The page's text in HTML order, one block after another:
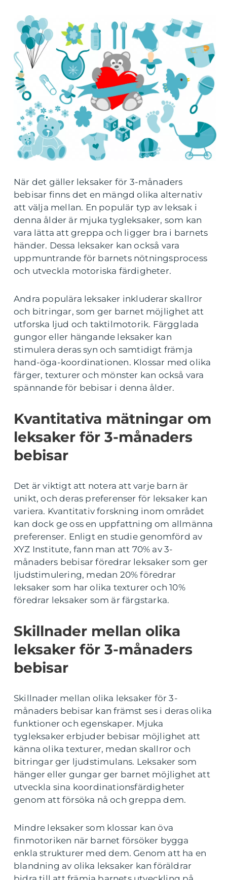
När det gäller leksaker för 3-månaders
bebisar finns det en mängd olika alternativ
att välja mellan. En populär typ av leksak i
denna ålder är mjuka tygleksaker, som kan
vara lätta att greppa och ligger bra i barnets
händer. Dessa leksaker kan också vara
uppmuntrande för barnets nötningsprocess
och utveckla motoriska färdigheter.
Andra populära leksaker inkluderar skallror
och bitringar, som ger barnet möjlighet att
utforska ljud och taktilmotorik. Färgglada
gungor eller hängande leksaker kan
stimulera deras syn och samtidigt främja
hand-öga-koordinationen. Klossar med olika
färger, texturer och mönster kan också vara
spännande för bebisar i denna ålder.
Kvantitativa mätningar om
leksaker för 3-månaders
bebisar
Det är viktigt att notera att varje barn är
unikt, och deras preferenser för leksaker kan
variera. Kvantitativ forskning inom området
kan dock ge oss en uppfattning om allmänna
preferenser. Enligt en studie genomförd av
XYZ Institute, fann man att 70% av 3-
månaders bebisar föredrar leksaker som ger
ljudstimulering, medan 20% föredrar
leksaker som har olika texturer och 10%
föredrar leksaker som är färgstarka.
Skillnader mellan olika
leksaker för 3-månaders
bebisar
Skillnader mellan olika leksaker för 3-
månaders bebisar kan främst ses i deras olika
funktioner och egenskaper. Mjuka
tygleksaker erbjuder bebisar möjlighet att
känna olika texturer, medan skallror och
bitringar ger ljudstimulans. Leksaker som
hänger eller gungar ger barnet möjlighet att
utveckla sina koordinationsfärdigheter
genom att försöka nå och greppa dem.
Mindre leksaker som klossar kan öva
finmotoriken när barnet försöker bygga
enkla strukturer med dem. Genom att ha en
blandning av olika leksaker kan föräldrar